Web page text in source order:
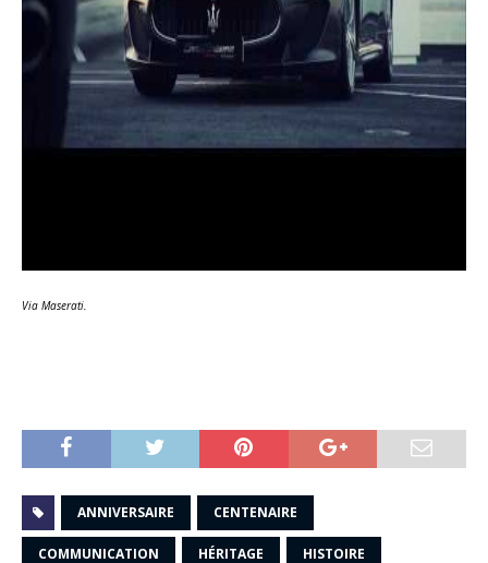
Via Maserati.
ANNIVERSAIRE CENTENAIRE
COMMUNICATION HÉRITAGE HISTOIRE